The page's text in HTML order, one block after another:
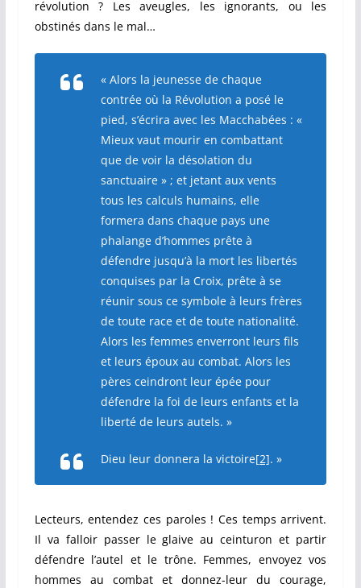
révolution ? Les aveugles, les ignorants, ou les
obstinés dans le mal…
« Alors la jeunesse de chaque
contrée où la Révolution a posé le
pied, s’écrira avec les Macchabées : «
Mieux vaut mourir en combattant
que de voir la désolation du
sanctuaire » ; et jetant aux vents
tous les calculs humains, elle
formera dans chaque pays une
phalange d’hommes prête à
défendre jusqu’à la mort les libertés
conquises par la Croix, prête à se
réunir sous ce symbole à leurs frères
de toute race et de toute nationalité.
Alors les femmes enverront leurs fils
et leurs époux au combat. Alors les
pères ceindront leur épée pour
défendre la foi de leurs enfants et la
liberté de leurs autels. »
Dieu leur donnera la victoire[2]. »
Lecteurs, entendez ces paroles ! Ces temps arrivent.
Il va falloir passer le glaive au ceinturon et partir
défendre l’autel et le trône. Femmes, envoyez vos
hommes au combat et donnez-leur du courage,